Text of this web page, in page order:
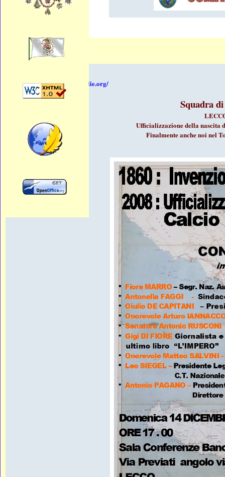
https://www.comitatiduesicilie.org/
Squadra
Ufficializzazione della nascita
Finalmente anche noi nel